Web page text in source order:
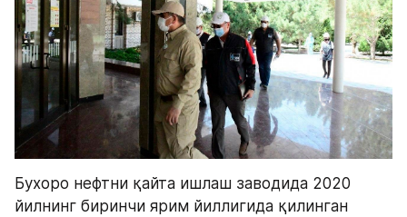
Бухоро нефтни қайта ишлаш заводида 2020
йилнинг биринчи ярим йиллигида қилинган